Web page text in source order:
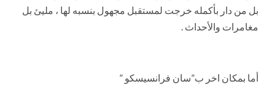
بل من دار بأكمله خرجت لمستقبل مجهول بنسبه لها ، مليئ بل
مغامرات والأحداث .
أما بمكان اخر ب”سان فرانسيسكو ”